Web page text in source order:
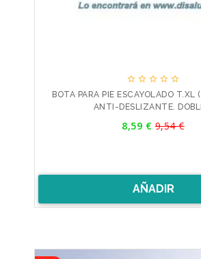
    
BOTA PARA PIE ESCAYOLADO T.XL
ANTI-DESLIZANTE.
8,59 €Precio
9,54 €
AÑADIR